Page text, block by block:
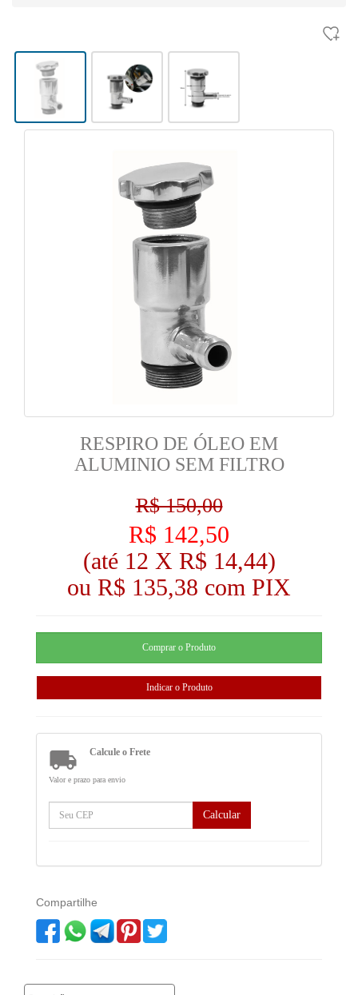
RESPIRO DE ÓLEO EM
ALUMINIO SEM FILTRO
R$ 150,00
R$ 142,50
(até 12 X R$ 14,44)
ou R$ 135,38 com PIX
 Calcule o Frete
Valor e prazo para envio
Calcular
Compartilhe